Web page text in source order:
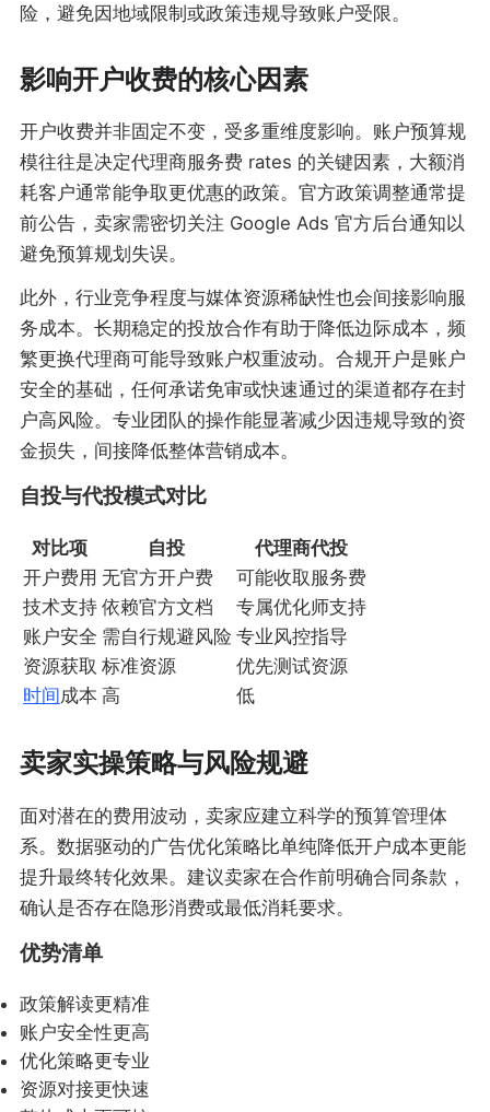
险，避免因地域限制或政策违规导致账户受限。
影响开户收费的核心因素
开户收费并非固定不变，受多重维度影响。账户预算规
模往往是决定代理商服务费 rates 的关键因素，大额消
耗客户通常能争取更优惠的政策。官方政策调整通常提
前公告，卖家需密切关注 Google Ads 官方后台通知以
避免预算规划失误。
此外，行业竞争程度与媒体资源稀缺性也会间接影响服
务成本。长期稳定的投放合作有助于降低边际成本，频
繁更换代理商可能导致账户权重波动。合规开户是账户
安全的基础，任何承诺免审或快速通过的渠道都存在封
户高风险。专业团队的操作能显著减少因违规导致的资
金损失，间接降低整体营销成本。
自投与代投模式对比
对比项 自投
代理商代投
开户费用 无官方开户费
可能收取服务费
技术支持 依赖官方文档
专属优化师支持
账户安全 需自行规避风险 专业风控指导
资源获取 标准资源
优先测试资源
时间成本 高 低
卖家实操策略与风险规避
面对潜在的费用波动，卖家应建立科学的预算管理体
系。数据驱动的广告优化策略比单纯降低开户成本更能
提升最终转化效果。建议卖家在合作前明确合同条款，
确认是否存在隐形消费或最低消耗要求。
优势清单
政策解读更精准
账户安全性更高
优化策略更专业
资源对接更快速